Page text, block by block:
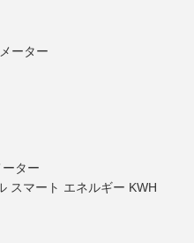
ーター
ター
スマート エネルギー KWH